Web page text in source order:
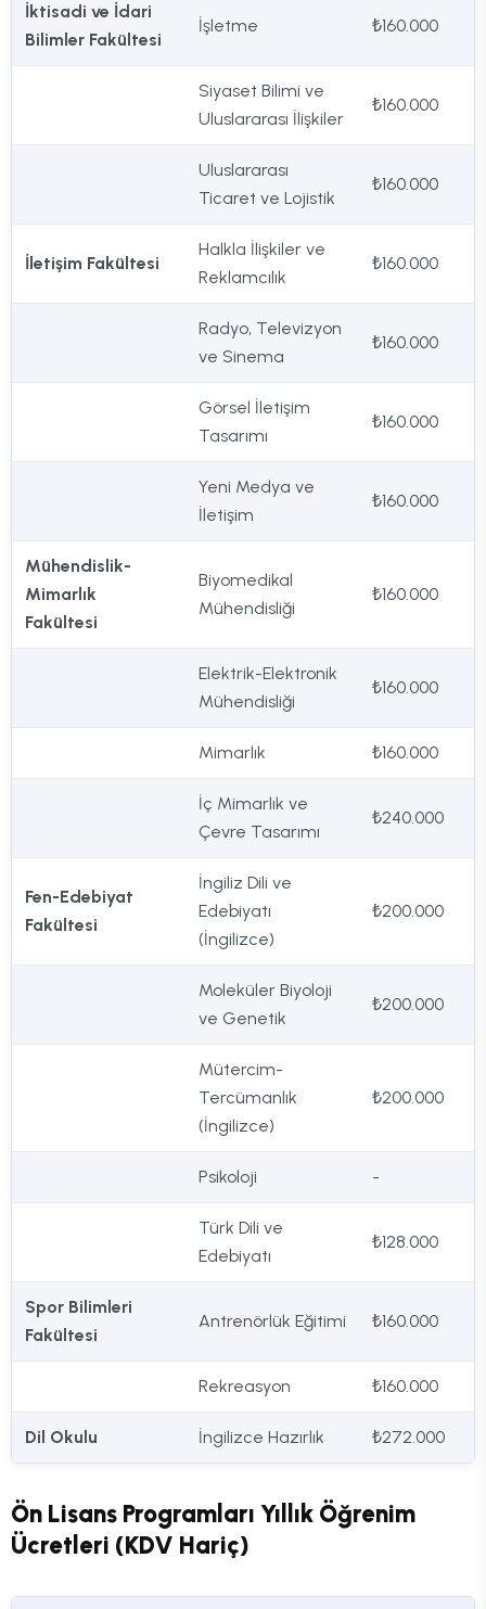
İktisadi ve İdari
Bilimler Fakültesi
İşletme ₺160.000
Siyaset Bilimi ve
Uluslararası İlişkiler
₺160.000
Uluslararası
Ticaret ve Lojistik
₺160.000
İletişim Fakültesi
Halkla İlişkiler ve
Reklamcılık
₺160.000
Radyo, Televizyon
ve Sinema
₺160.000
Görsel İletişim
Tasarımı
₺160.000
Yeni Medya ve
İletişim
₺160.000
Mühendislik-
Mimarlık
Fakültesi
Biyomedikal
Mühendisliği
₺160.000
Elektrik-Elektronik
Mühendisliği
₺160.000
Mimarlık ₺160.000
İç Mimarlık ve
Çevre Tasarımı
₺240.000
Fen-Edebiyat
Fakültesi
İngiliz Dili ve
Edebiyatı
(İngilizce)
₺200.000
Moleküler Biyoloji
ve Genetik
₺200.000
Mütercim-
Tercümanlık
(İngilizce)
₺200.000
Psikoloji -
Türk Dili ve
Edebiyatı
₺128.000
Spor Bilimleri
Fakültesi
Antrenörlük Eğitimi ₺160.000
Rekreasyon ₺160.000
Dil Okulu İngilizce Hazırlık ₺272.000
Ön Lisans Programları Yıllık Öğrenim
Ücretleri (KDV Hariç)